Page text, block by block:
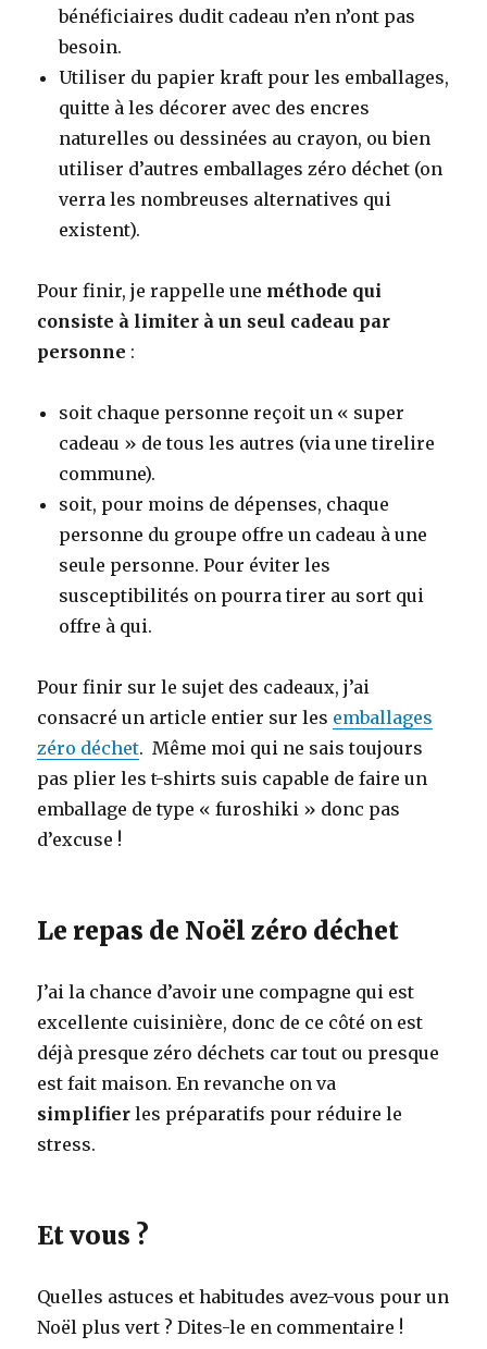
bénéficiaires dudit cadeau n’en n’ont pas
besoin.
Utiliser du papier kraft pour les emballages,
quitte à les décorer avec des encres
naturelles ou dessinées au crayon, ou bien
utiliser d’autres emballages zéro déchet (on
verra les nombreuses alternatives qui
existent).
Pour finir, je rappelle une méthode qui
consiste à limiter à un seul cadeau par
personne :
soit chaque personne reçoit un « super
cadeau » de tous les autres (via une tirelire
commune).
soit, pour moins de dépenses, chaque
personne du groupe offre un cadeau à une
seule personne. Pour éviter les
susceptibilités on pourra tirer au sort qui
offre à qui.
Pour finir sur le sujet des cadeaux, j’ai
consacré un article entier sur les emballages
zéro déchet. Même moi qui ne sais toujours
pas plier les t-shirts suis capable de faire un
emballage de type « furoshiki » donc pas
d’excuse !
Le repas de Noël zéro déchet
J’ai la chance d’avoir une compagne qui est
excellente cuisinière, donc de ce côté on est
déjà presque zéro déchets car tout ou presque
est fait maison. En revanche on va
simplifier les préparatifs pour réduire le
stress.
Et vous ?
Quelles astuces et habitudes avez-vous pour un
Noël plus vert ? Dites-le en commentaire !